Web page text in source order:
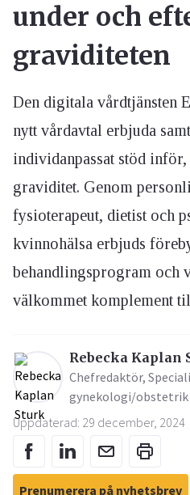
under och
graviditeten
Den digitala vårdtjänsten
nytt vårdavtal erbjuda
individanpassat stöd
graviditet. Genom
fysioterapeut, dietist och
kvinnohälsa erbjuds
behandlingsprogram och
välkommet komplement
Rebecka Kaplan
Chefredaktör,
gynekologi/obstetrik
Uppdaterad: 29 december, 2024
Prenumerera på nyhetsbrev